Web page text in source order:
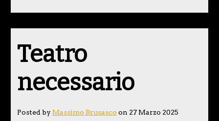
Teatro
necessario
Posted by Massimo Brusasco on 27 Marzo 2025